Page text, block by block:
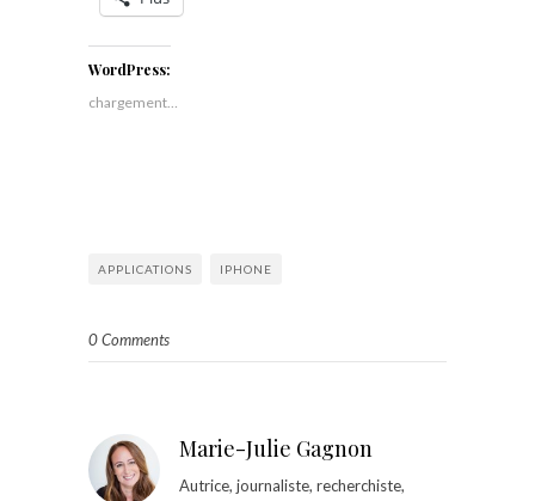
WordPress:
chargement…
APPLICATIONS IPHONE
0 Comments
Marie-Julie Gagnon
Autrice, journaliste, recherchiste,